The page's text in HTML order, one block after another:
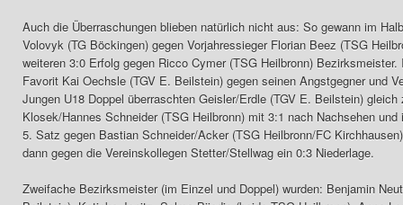
Auch die Überraschungen blieben natürlich nicht aus: So gewann im
Volovyk (TG Böckingen) gegen Vorjahressieger Florian Beez (TSG
weiteren 3:0 Erfolg gegen Ricco Cymer (TSG Heilbronn)
Favorit Kai Oechsle (TGV E. Beilstein) gegen seinen Angstgegner und
Jungen U18 Doppel überraschten Geisler/Erdle (TGV E. Beilstein)
Klosek/Hannes Schneider (TSG Heilbronn) mit 3:1 nach Nachsehen
5. Satz gegen Bastian Schneider/Acker (TSG Heilbronn/FC
dann gegen die Vereinskollegen Stetter/Stellwag ein 0:3 Niederlage.
Zweifache Bezirksmeister (im Einzel und Doppel) wurden: Benjamin